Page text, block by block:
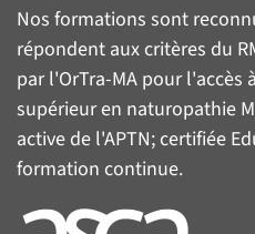
Nos formations sont
répondent aux critères du
par l'OrTra-MA pour l'accès
supérieur en naturopathie
active de l'APTN; certifiée
formation continue.